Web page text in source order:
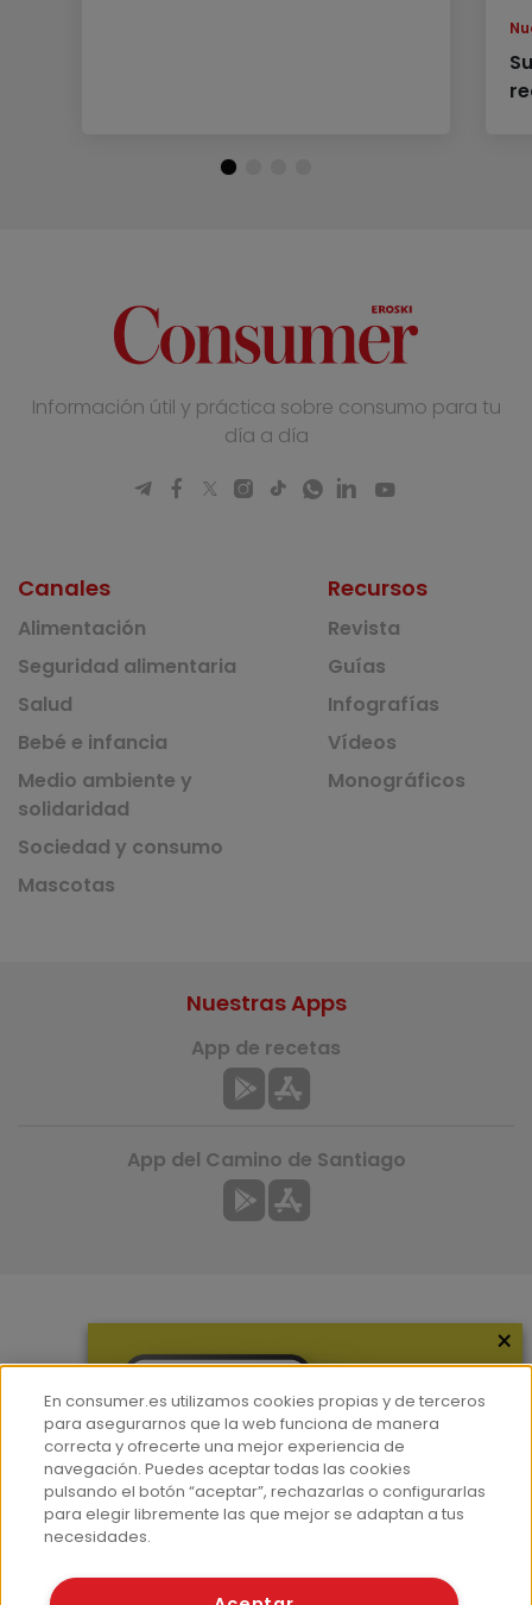
Información útil y práctica sobre consumo para tu
día a día
Canales
Alimentación
Seguridad alimentaria
Salud
Bebé e infancia
Medio ambiente y
solidaridad
Sociedad y consumo
Mascotas
Recursos
Revista
Guías
Infografías
Vídeos
Monográficos
Hemeroteca
Contacto
Prensa
Corpus Lingüístico Consumer
Nuestras Apps
App de recetas
App del Camino de Santiago
© Fundación EROSKI
×
En consumer.es utilizamos cookies propias y de terceros
para asegurarnos que la web funciona de manera
correcta y ofrecerte una mejor experiencia de
navegación. Puedes aceptar todas las cookies
pulsando el botón “aceptar”, rechazarlas o configurarlas
para elegir libremente las que mejor se adaptan a tus
necesidades.